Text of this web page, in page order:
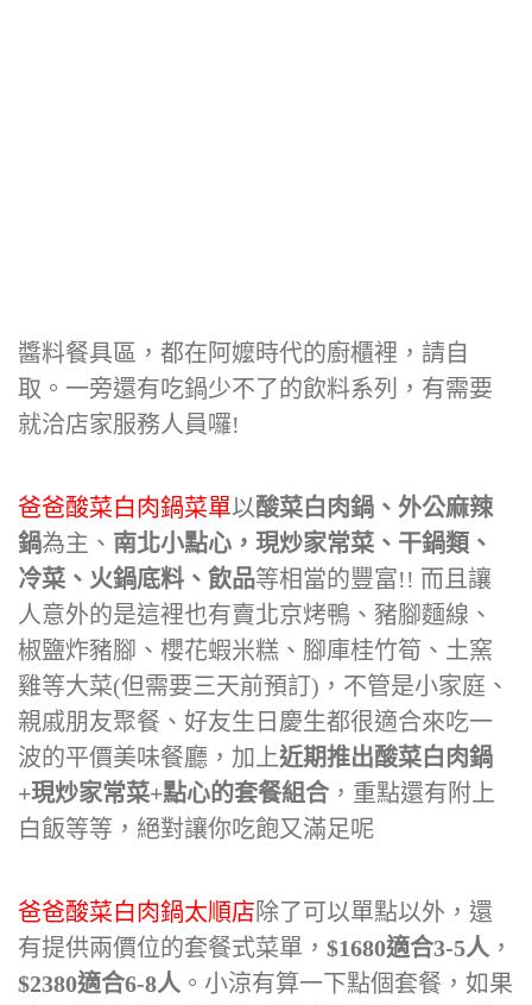
醬料餐具區，都在阿嬤時代的廚櫃裡，請自
取。一旁還有吃鍋少不了的飲料系列，有需要
就洽店家服務人員囉!
爸爸酸菜白肉鍋菜單以酸菜白肉鍋、外公麻辣
鍋為主、 南北小點心，現炒家常菜、干鍋類、
冷菜、火鍋底料、飲品等相當的豐富!! 而且讓
人意外的是這裡也有賣北京烤鴨、豬腳麵線、
椒鹽炸豬腳、櫻花蝦米糕、腳庫桂竹筍、土窯
雞等大菜(但需要三天前預訂)，不管是小家庭、
親戚朋友聚餐、好友生日慶生都很適合來吃一
波的平價美味餐廳，加上近期推出酸菜白肉鍋
+現炒家常菜+點心的套餐組合 ，重點還有附上
白飯等等，絕對讓你吃飽又滿足呢
爸爸酸菜白肉鍋太順店除了可以單點以外，還
有提供兩價位的套餐式菜單， $1680適合3-5人 ，
$2380適合6-8人 。小涼有算一下點個套餐，如果